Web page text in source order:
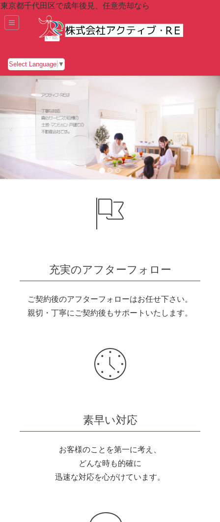
東京都千代田区で成年後見、任意売却なら
Select Language ▼
充実のアフターフォロー
ご契約後のアフターフォローはお任せ下さい。
親切・丁寧にご契約後もサポートいたします。
素早い対応
お客様のことを第一に考え、
どんな時も的確に
迅速な対応を心がけています。